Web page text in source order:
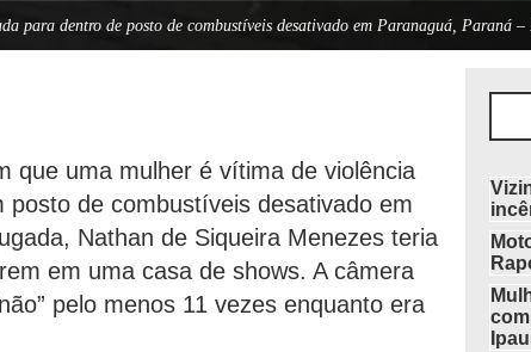
para dentro de posto de combustíveis desativado em Paranaguá, Paraná
que uma mulher é vítima de violência
de combustíveis desativado em
Nathan de Siqueira Menezes teria
em uma casa de shows. A câmera
pelo menos 11 vezes enquanto era